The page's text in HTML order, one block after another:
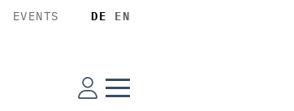
EVENTS DE EN